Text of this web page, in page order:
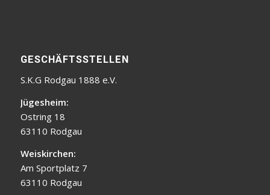
GESCHÄFTSSTELLEN
S.K.G Rodgau 1888 e.V.
Jügesheim:
Ostring 18
63110 Rodgau
Weiskirchen:
Am Sportplatz 7
63110 Rodgau